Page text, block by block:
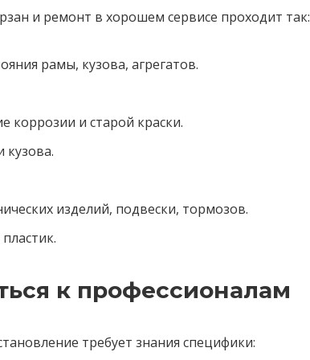
и ремонт в хорошем сервисе проходит так:
рамы, кузова, агрегатов.
коррозии и старой краски.
изделий, подвески, тормозов.
к профессионалам
требует знания специфики: